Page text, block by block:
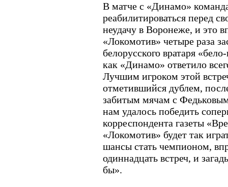
В матче с «Динамо»
реабилитироваться перед
неудачу в Воронеже, и это
«Локомотив» четыре раза
белорусского вратаря
как «Динамо» ответило
Лучшим игроком этой
отметившийся дублем,
забитым мячам с
нам удалось победить
корреспондента газеты
«Локомотив» будет так
шансы стать чемпионом,
одиннадцать встреч, и
бы».